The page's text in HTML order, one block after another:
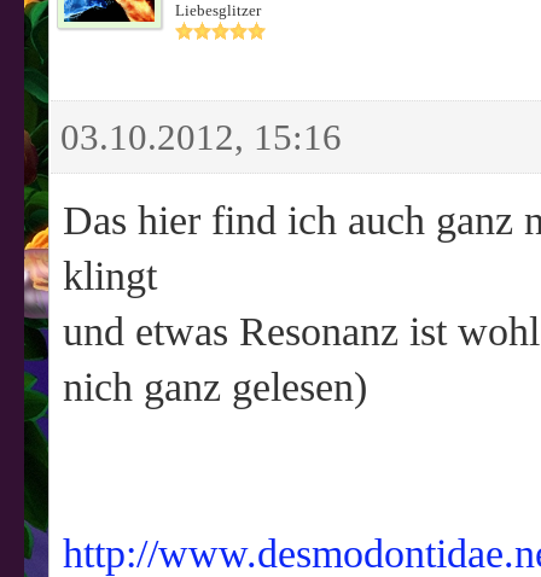
Liebesglitzer
03.10.2012, 15:16
Das hier find ich auch ganz
klingt
und etwas Resonanz ist
nich ganz gelesen)
http://